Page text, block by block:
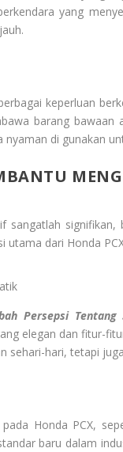
yang
keperluan
barang
di gunakan
sangatlah
utama dari Honda
Persepsi
elegan dan fitur-
sehari-hari, tetapi
Honda PCX,
baru dalam